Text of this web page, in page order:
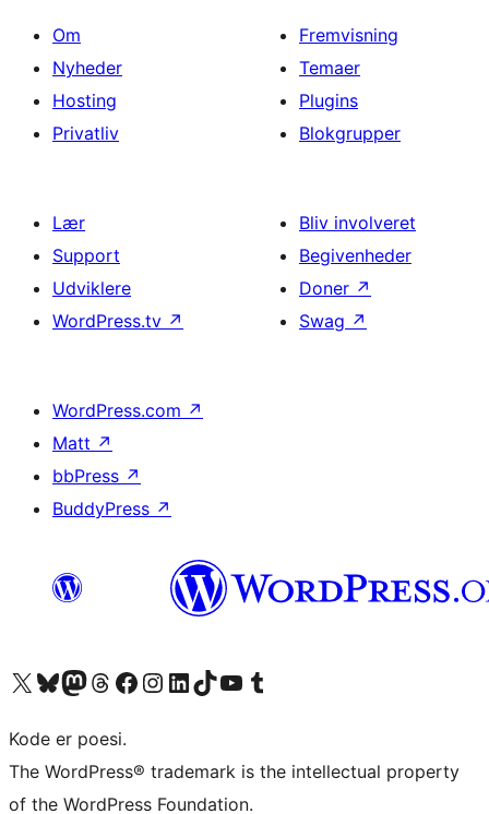
Om
Nyheder
Hosting
Privatliv
Fremvisning
Temaer
Plugins
Blokgrupper
Lær
Support
Udviklere
WordPress.tv ↗
Bliv involveret
Begivenheder
Doner ↗
Swag ↗
WordPress.com ↗
Matt ↗
bbPress ↗
BuddyPress ↗
Besøg vores X (tidligere Twitter) konto
Besøg vores Bluesky-konto
Besøg vores Mastodon konto
Besøg vores Threads-konto
Besøg vores Facebook sideBesøg vores Instagram konto
Besøg vores LinkedIn konto
Besøg vores TikTok-konto
Besøg vores YouTube-kanalBesøg vores Tumblr-konto
Kode er poesi.
The WordPress® trademark is the intellectual property
of the WordPress Foundation.